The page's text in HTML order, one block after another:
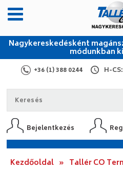
Nagykereskedésként
módunkban
+36 (1) 388 0244 H-
Bejelentkezés
Kezdőoldal » Tallér CO